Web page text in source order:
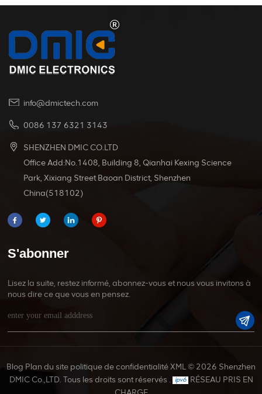
info@dmictech.com
0086 137 6321 3143
SHENZHEN DMIC CO.LTD
Office Add:No.1408, Building 8, Qianhai Kexing Science
Park, Xixiang Street Baoan District, Shenzhen
China(518102)
S'abonner
Lisez la suite, restez informé, abonnez-vous et nous vous invitons à
nous dire ce que vous en pensez.
Blog Plan du site politique de confidentialitéXML© 2026 Shenzhen
DMIC Co.,LTD. Tous les droits sont réservés .
RÉSEAU PRIS EN